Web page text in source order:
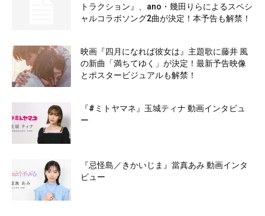
トラクション』、ano・幾田りらによるスペシ
ャルコラボソング2曲が決定！本予告も解禁！
映画『四月になれば彼女は』主題歌に藤井 風
の新曲「満ちてゆく」が決定！最新予告映像
とポスタービジュアルも解禁！
『#ミトヤマネ』玉城ティナ 動画インタビュ
ー
『忌怪島／きかいじま』當真あみ 動画インタ
ビュー